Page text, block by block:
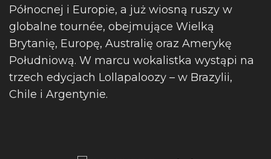
Północnej i Europie, a już wiosną ruszy w
globalne tournée, obejmujące Wielką
Brytanię, Europę, Australię oraz Amerykę
Południową. W marcu wokalistka wystąpi na
trzech edycjach Lollapaloozy – w Brazylii,
Chile i Argentynie.